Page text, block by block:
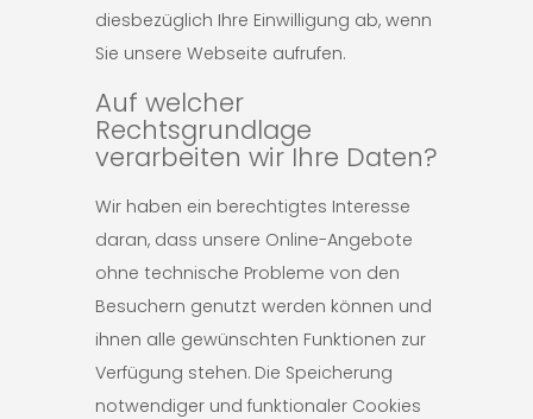
diesbezüglich Ihre Einwilligung ab, wenn
Sie unsere Webseite aufrufen.
Auf welcher
Rechtsgrundlage
verarbeiten wir Ihre Daten?
Wir haben ein berechtigtes Interesse
daran, dass unsere Online-Angebote
ohne technische Probleme von den
Besuchern genutzt werden können und
ihnen alle gewünschten Funktionen zur
Verfügung stehen. Die Speicherung
notwendiger und funktionaler Cookies